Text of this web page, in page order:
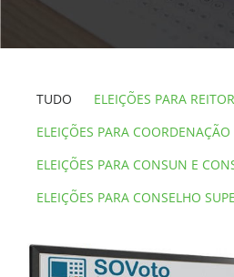
TUDO
ELEIÇÕES PARA
ELEIÇÕES PARA COORDENAÇÃO
ELEIÇÕES PARA CONSUN E
ELEIÇÕES PARA CONSELHO